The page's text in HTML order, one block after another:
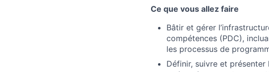
Ce que vous allez faire
Bâtir et gérer
compétences (PDC),
les processus de
Définir, suivre et